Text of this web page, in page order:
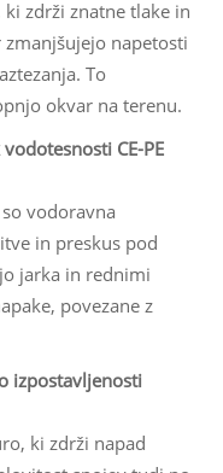
zdrži znatne tlake in
napetosti
To
okvar na terenu.
CE-PE
vodoravna
in preskus pod
jarka in rednimi
povezane z
izpostavljenosti
ki zdrži napad